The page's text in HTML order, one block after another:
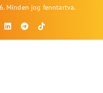
Minden jog fenntartva.